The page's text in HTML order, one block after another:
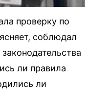
проверку по
соблюдал
ли правила
ли